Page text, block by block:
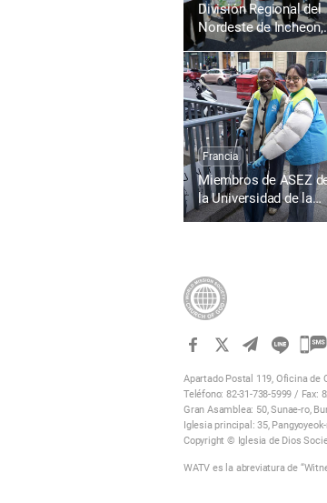
División Regional del
Nordeste de Incheon,
Corea: 1895.ª
de Donación de
para la Vida con el
Amor de la Pascua en
Todo el Mundo
Francia
Miembros de ASEZ
la Universidad de la
Sorbona, Francia,
Apartado Postal 119, Oficina de
Teléfono: 82-31-738-5999 / Fax:
Gran Asamblea: 50, Sunae-ro,
Iglesia principal: 35,
Copyright © Iglesia de Dios
WATV es la abreviatura de